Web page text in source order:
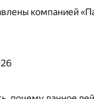
компанией